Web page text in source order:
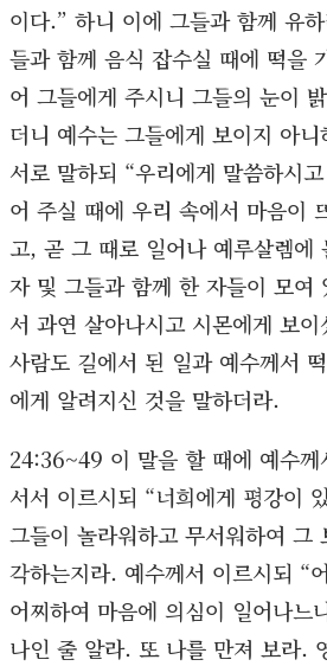
이다.” 하니 이에 그들과 함께 유
들과 함께 음식 잡수실 때에 떡을
어 그들에게 주시니 그들의 눈이
더니 예수는 그들에게 보이지 아
서로 말하되 “우리에게 말씀하시
어 주실 때에 우리 속에서 마음이
고, 곧 그 때로 일어나 예루살렘에
자 및 그들과 함께 한 자들이 모여
서 과연 살아나시고 시몬에게 보
사람도 길에서 된 일과 예수께서
에게 알려지신 것을 말하더라.
24:36~49 이 말을 할 때에 예수께
서서 이르시되 “너희에게 평강이
그들이 놀라워하고 무서워하여 그
각하는지라. 예수께서 이르시되 “
어찌하여 마음에 의심이 일어나느
나인 줄 알라. 또 나를 만져 보라.